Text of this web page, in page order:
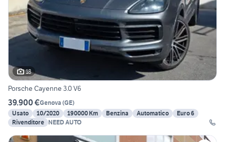
18
Porsche Cayenne 3.0 V6
39.900 €Genova (GE)
Usato
10/2020 190000 Km Benzina Automatico
Euro 6
Rivenditore NEED AUTO